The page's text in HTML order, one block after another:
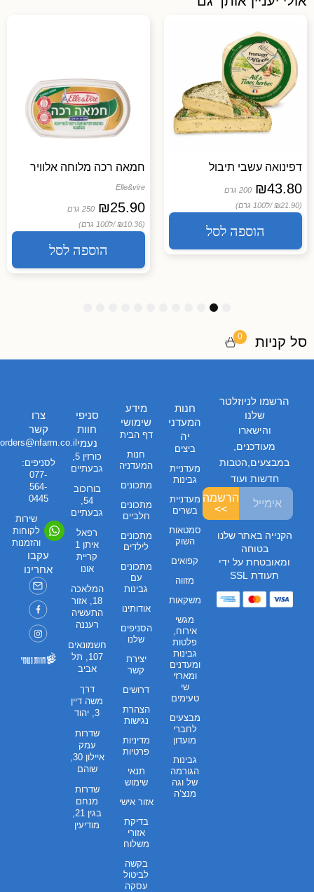
דפינואה עשבי תיבול
₪43.80
200 גרם
(₪21.90 /
ל100 גרם)
הוספה לסל
חמאה רכה מלוחה אלוויר
Elle&vire
₪25.90
250 גרם
(₪10.36 /
ל100 גרם)
הוספה לסל
סל קניות 0
חנות
המעדני
יה
ביצים
מעדניית
גבינות
מעדניית
בשרים
סמטאות
השוק
קפואים
מזווה
משקאות
מגשי
אירוח,
פלטות
גבינות
ומעדנים
ומארזי
שי
טעימים
מבצעים
לחברי
מועדון
גבינות
הגורמה
של וגה
מנצ’ה
מידע
שימושי
דף הבית
חנות
המעדניה
מתכונים
מתכונים
חלביים
מתכונים
לילדים
מתכונים
עם
גבינות
אודותינו
הסניפים
שלנו
יצירת
קשר
דרושים
הצהרת
נגישות
מדיניות
פרטיות
תנאי
שימוש
אזור אישי
בדיקת
אזורי
משלוח
בקשה
לביטול
עסקה
סניפי
חוות
נעמי
כורזין 5,
גבעתיים
בורוכוב
54,
גבעתיים
רפאל
איתן 1
קריית
אונו
המלאכה
18, אזור
התעשיה
רעננה
חשמונאים
107, תל
אביב
דרך
משה דיין
3, יהוד
שדרות
עמק
איילון 30,
שוהם
שדרות
מנחם
בגין 21,
מודיעין
צרו
קשר
orders@nfarm.co.il
לסניפים:
077-
564-
0445
שירות
לקוחות
והזמנות
עקבו
אחרינו
הרשמו לניוזלטר
שלנו
והישארו
מעודכנים,
במבצעים,הטבות
חדשות ועוד
הרשמה
>>
הקנייה באתר שלנו
בטוחה
ומאובטחת על ידי
תעודת SSL